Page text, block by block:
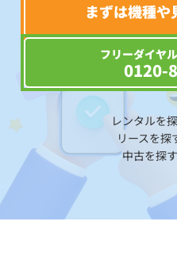
まずは機種や
フリーダイヤ
0120-
レンタルを
リースを探
中古を探